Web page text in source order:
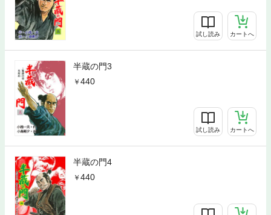
試し読み カートへ
半蔵の門3
440
試し読み カートへ
半蔵の門4
440